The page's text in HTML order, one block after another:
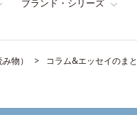
ブランド・シリーズ
物） コラム&エッセイのま